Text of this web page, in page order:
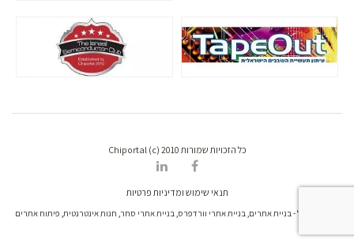
כל הזכויות שמורות Chiportal (c) 2010
תנאי שימוש ומדיניות פרטיות
דרונט דיגיטל - בניית אתרים, בניית אתרי וורדפרס, בניית אתרי סחר, חנות אינטרנטית, פיתוח אתרים